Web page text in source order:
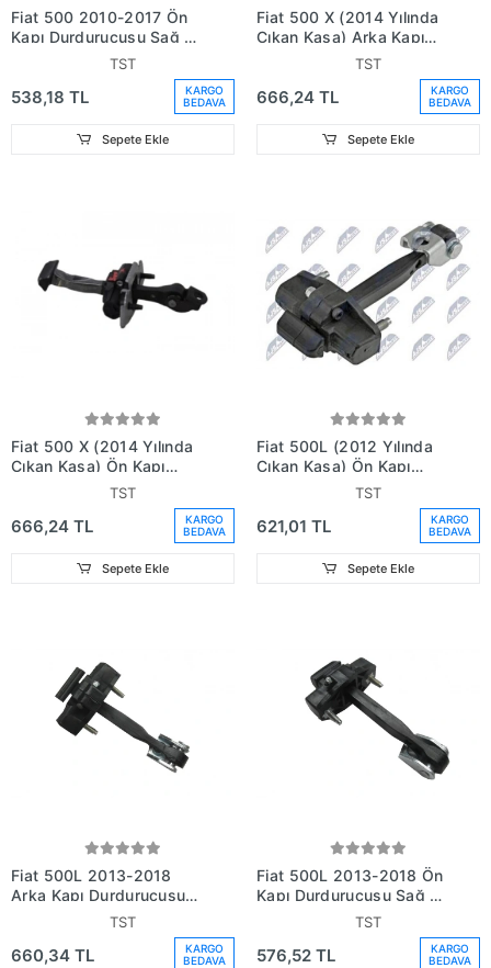
Fiat 500 2010-2017 Ön
Kapı Durdurucusu Sağ -
Sol Aynı (Adet) Gergisi)
TST
538,18 TL
KARGO
BEDAVA
Sepete Ekle
Fiat 500 X (2014 Yılında
Çıkan Kasa) Arka Kapı
Gergisi (Oem No:
TST
666,24 TL
KARGO
BEDAVA
Sepete Ekle
Fiat 500 X (2014 Yılında
Çıkan Kasa) Ön Kapı
Gergisi (Oem No:
TST
666,24 TL
KARGO
BEDAVA
Sepete Ekle
Fiat 500L (2012 Yılında
Çıkan Kasa) Ön Kapı
Gergisi (Oem No:
TST
621,01 TL
KARGO
BEDAVA
Sepete Ekle
Fiat 500L 2013-2018
Arka Kapı Durdurucusu
Sağ - Sol Aynı (Adet)
No:51883509)
TST
660,34 TL
KARGO
BEDAVA
Fiat 500L 2013-2018 Ön
Kapı Durdurucusu Sağ -
Sol Aynı (Adet) Gergisi)
TST
576,52 TL
KARGO
BEDAVA